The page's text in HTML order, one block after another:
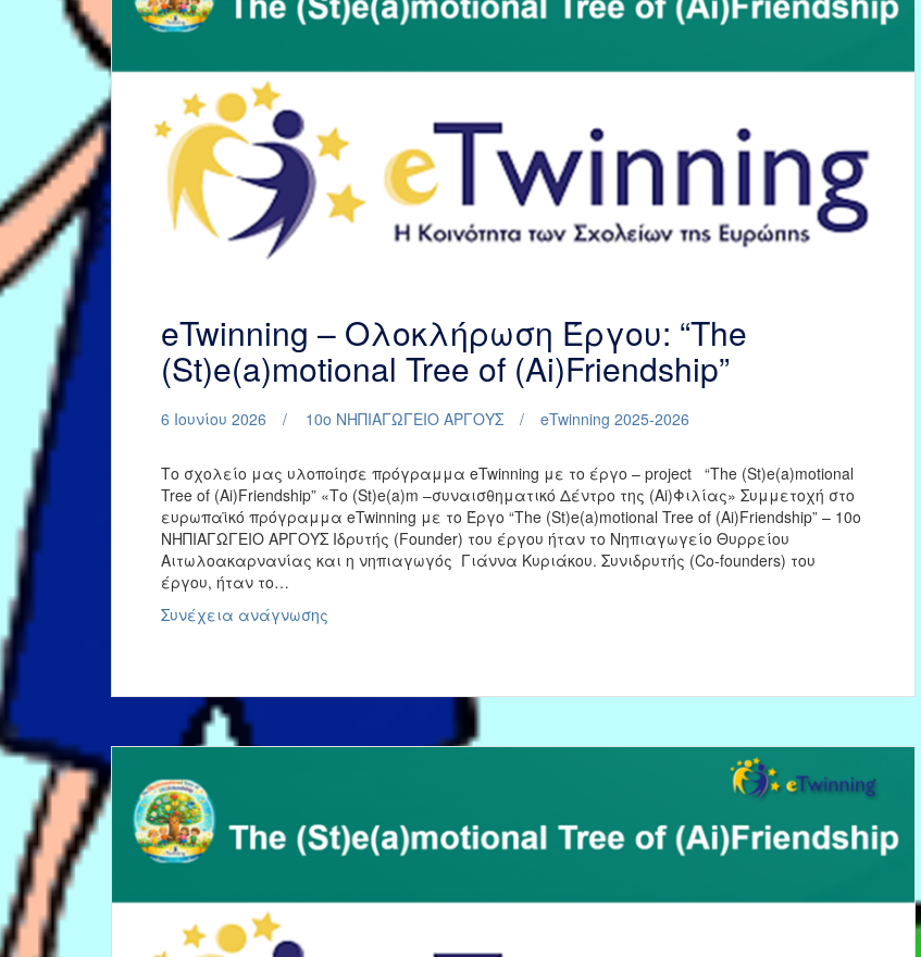
eTwinning – Ολοκλήρωση Έργου: “The
(St)e(a)motional Tree of (Ai)Friendship”
6 Ιουνίου 2026 10ο ΝΗΠΙΑΓΩΓΕΙΟ ΑΡΓΟΥΣ eTwinning 2025-2026
Το σχολείο μας υλοποίησε πρόγραμμα eTwinning με το έργο – project “The (St)e(a)motional
Tree of (Ai)Friendship” «Το (St)e(a)m –συναισθηματικό Δέντρο της (Ai)Φιλίας» Συμμετοχή στο
ευρωπαϊκό πρόγραμμα eTwinning με το Έργο “The (St)e(a)motional Tree of (Ai)Friendship” – 10ο
ΝΗΠΙΑΓΩΓΕΙΟ ΑΡΓΟΥΣ Ιδρυτής (Founder) του έργου ήταν το Νηπιαγωγείο Θυρρείου
Αιτωλοακαρνανίας και η νηπιαγωγός Γιάννα Κυριάκου. Συνιδρυτής (Co‑founders) του
έργου, ήταν το…
Συνέχεια ανάγνωσης
“The
Tree